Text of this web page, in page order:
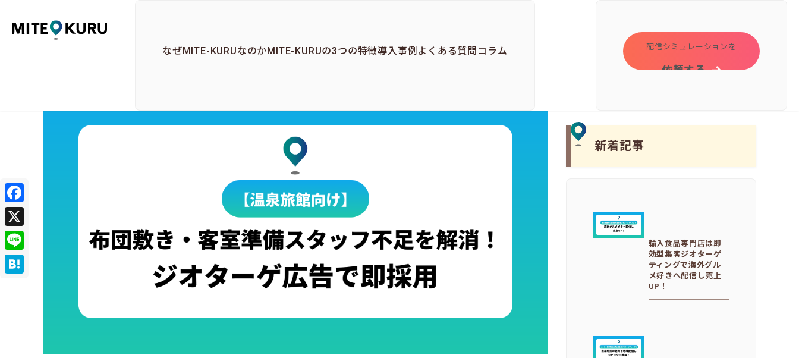
なぜMITE-KURUなのかMITE-KURUの3つの特徴導入事例 よくある質問 コラム 配信シミュレーションを
依頼する
新着記事
輸入食品専門店は即
効型集客ジオターゲ
ティングで海外グル
メ好きへ配信し売上
UP！
Facebook
X
Line